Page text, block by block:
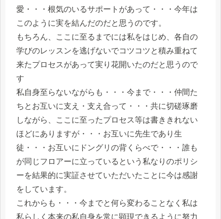
愛・・・根気のいるサポートがあって・・・今年は
このように実を結んだのだと思うのです。
もちろん、ここに至るまでには私をはじめ、各自の
学びのレッスンを逃げないでコツコツと積み重ねて
来たプロセスがあって実り花開いたのだと思うので
す
私自身至らないながらも・・・今まで・・・仲間た
ちとお互いに支え・支え合って・・・共に切磋琢磨
しながら、ここに至ったプロセス等は書ききれない
ほどにありますが・・・お互いに先生であり生
徒・・・お互いにドングリの背くらべで・・・誰も
が同じフロアーに立っているという私なりのポリシ
ーを結果的に実証させていただいたことに今は感謝
をしています。
これからも・・・今までと何ら変わることなく私は
私らしく本来の私自身を常に顕現できるように努力